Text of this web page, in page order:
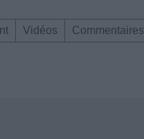
Vidéos Commentaires